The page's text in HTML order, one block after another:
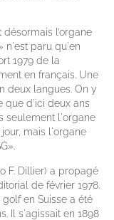
l’organe
n'est paru qu'en
1979 de la
en français. Une
deux langues. On y
que d'ici deux ans
seulement l'organe
mais l'organe
F. Dillier) a propagé
de février 1978.
en Suisse a été
Il s'agissait en 1898